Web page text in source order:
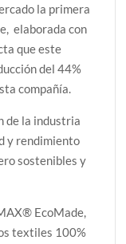
la primera
elaborada con
que este
del 44%
compañía.
de la industria
y rendimiento
sostenibles y
EcoMade,
textiles 100%